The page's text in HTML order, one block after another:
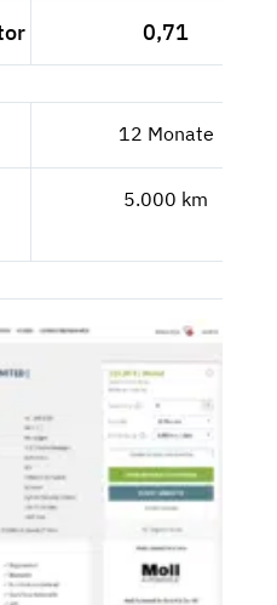
0,71
12 Monate
5.000 km